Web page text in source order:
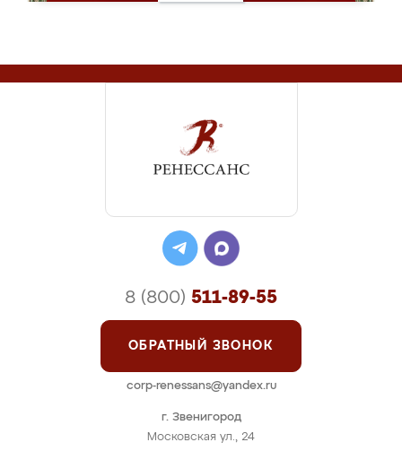
г. Звенигород
Московская ул., 24
8 (800) 511-89-55
ОБРАТНЫЙ ЗВОНОК
corp-renessans@yandex.ru